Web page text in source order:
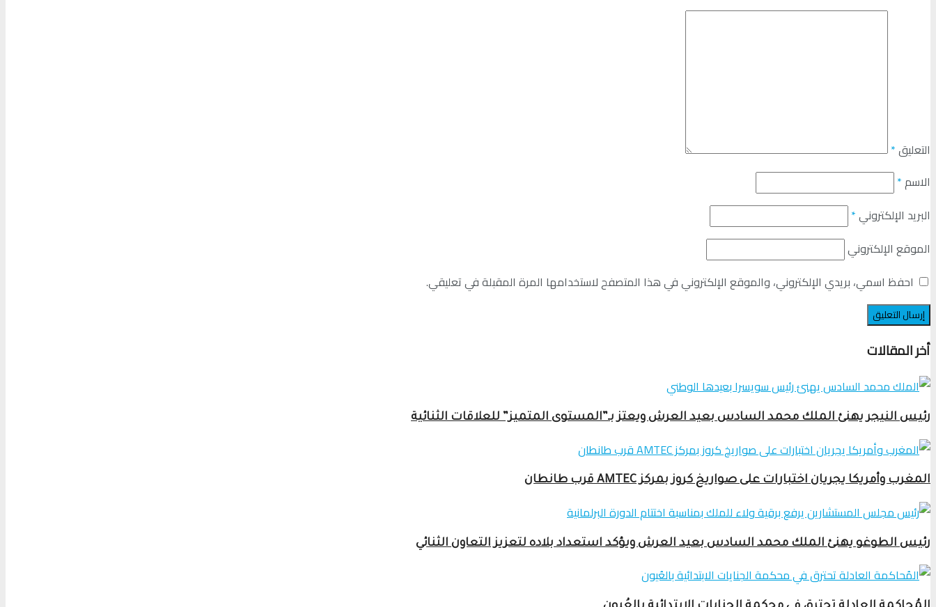
التعليق*
الاسم*
البريد الإلكتروني*
الموقع الإلكتروني
احفظ اسمي، بريدي الإلكتروني، والموقع الإلكتروني في هذا المتصفح لاستخدامها المرة المقبلة في تعليقي.
أخر المقالات
رئيس النيجر يهنئ الملك محمد السادس بعيد العرش ويعتز بـ”المستوى المتميز” للعلاقات الثنائية
المغرب وأمريكا يجريان اختبارات على صواريخ كروز بمركز AMTEC قرب طانطان
رئيس الطوغو يهنئ الملك محمد السادس بعيد العرش ويؤكد استعداد بلاده لتعزيز التعاون الثنائي